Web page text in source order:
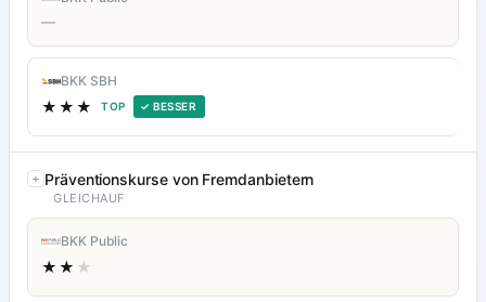
—
BKK SBH
★★★ TOP ✓ BESSER
Präventionskurse von Fremdanbietern
GLEICHAUF
BKK Public
★★ ★